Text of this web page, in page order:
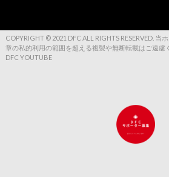
COPYRIGHT © 2021 DFC ALL RIGHTS RESERVED. 当
章の私的利用の範囲を超える複製や無断転載はご遠慮
DFC YOUTUBE